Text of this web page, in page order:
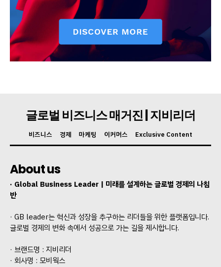
글로벌 비즈니스 매거진 | 지비리더
비즈니스 경제 마케팅 이커머스 Exclusive Content
About us
· Global Business Leader | 미래를 설계하는 글로벌 경제의 나침
반
· GB leader는 혁신과 성장을 추구하는 리더들을 위한 플랫폼입니다.
글로벌 경제의 변화 속에서 성공으로 가는 길을 제시합니다.
· 브랜드명 : 지비리더
· 회사명 : 모비웍스